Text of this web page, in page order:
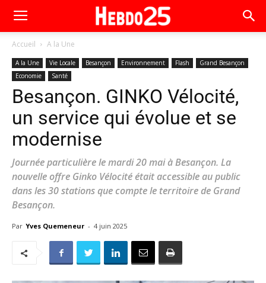
Accueil A la Une
A la Une Vie Locale Besançon Environnement Flash
Grand Besançon
Economie
Santé
Besançon. GINKO Vélocité,
un service qui évolue et se
modernise
Journée particulière le mardi 20 mai à Besançon. La
nouvelle offre Ginko Vélocité était accessible au public
dans les 30 stations que compte le territoire de Grand
Besançon.
Par Yves Quemeneur - 4 juin 2025